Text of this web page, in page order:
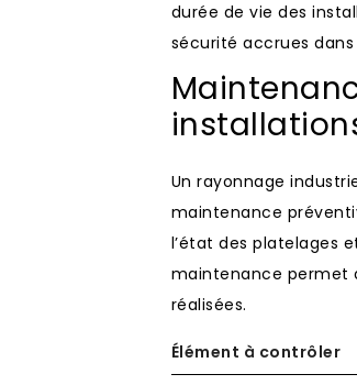
durée de vie des
sécurité accrues dans
Un rayonnage
maintenance
l’état des platelages
maintenance permet
réalisées.
Élément à contrôler